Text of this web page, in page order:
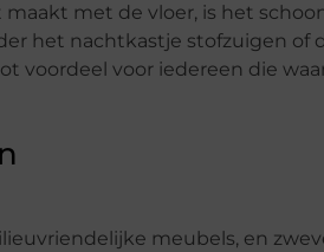
met de vloer, is het
het nachtkastje stofzuigen of
voordeel voor iedereen die
meubels, en